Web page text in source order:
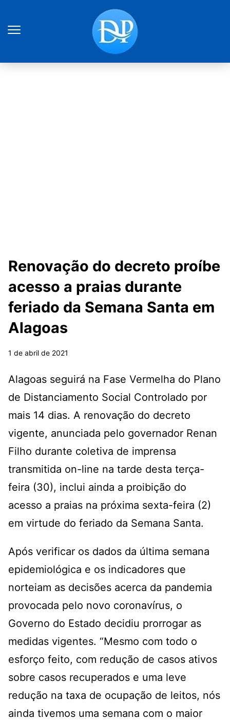
Renovação do decreto proíbe
acesso a praias durante
feriado da Semana Santa em
Alagoas
1 de abril de 2021
Alagoas seguirá na Fase Vermelha do Plano
de Distanciamento Social Controlado por
mais 14 dias. A renovação do decreto
vigente, anunciada pelo governador Renan
Filho durante coletiva de imprensa
transmitida on-line na tarde desta terça-
feira (30), inclui ainda a proibição do
acesso a praias na próxima sexta-feira (2)
em virtude do feriado da Semana Santa.
Após verificar os dados da última semana
epidemiológica e os indicadores que
norteiam as decisões acerca da pandemia
provocada pelo novo coronavírus, o
Governo do Estado decidiu prorrogar as
medidas vigentes. “Mesmo com todo o
esforço feito, com redução de casos ativos
sobre casos recuperados e uma leve
redução na taxa de ocupação de leitos, nós
ainda tivemos uma semana com o maior